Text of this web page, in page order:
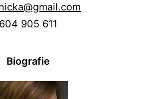
604 905 611
Biografie